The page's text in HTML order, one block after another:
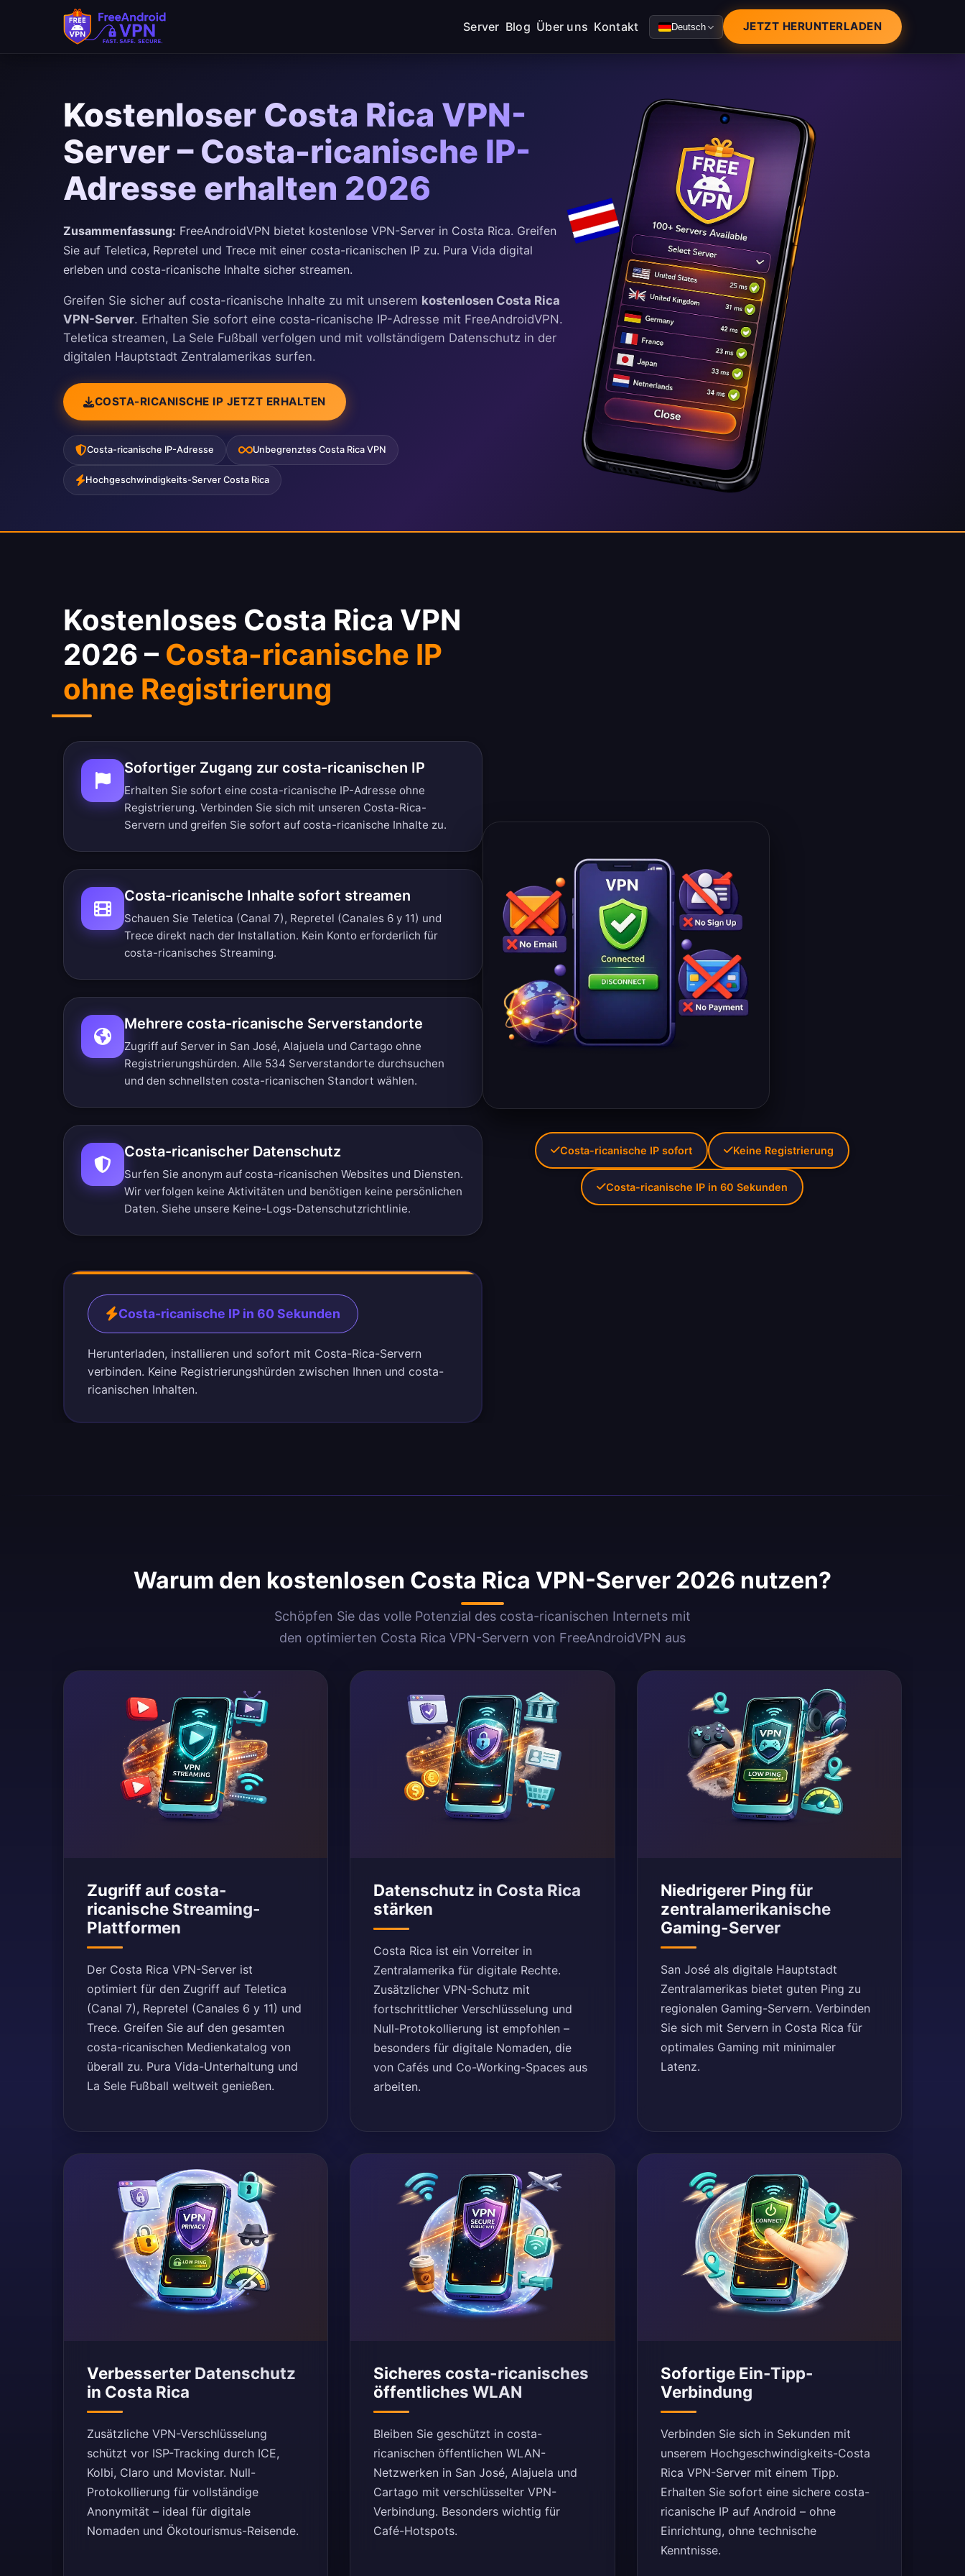
Server Blog Über uns Kontakt Deutsch JETZT HERUNTERLADEN
Kostenloser Costa Rica VPN-
Server – Costa-ricanische IP-
Adresse erhalten 2026
Zusammenfassung: FreeAndroidVPN bietet kostenlose VPN-Server in Costa Rica. Greifen
Sie auf Teletica, Repretel und Trece mit einer costa-ricanischen IP zu. Pura Vida digital
erleben und costa-ricanische Inhalte sicher streamen.
Greifen Sie sicher auf costa-ricanische Inhalte zu mit unserem kostenlosen Costa Rica
VPN-Server. Erhalten Sie sofort eine costa-ricanische IP-Adresse mit FreeAndroidVPN.
Teletica streamen, La Sele Fußball verfolgen und mit vollständigem Datenschutz in der
digitalen Hauptstadt Zentralamerikas surfen.
COSTA-RICANISCHE IP JETZT ERHALTEN
Costa-ricanische IP-Adresse Unbegrenztes Costa Rica VPN
Hochgeschwindigkeits-Server Costa Rica
Kostenloses Costa Rica VPN
2026 – Costa-ricanische IP
ohne Registrierung
Sofortiger Zugang zur costa-ricanischen IP
Erhalten Sie sofort eine costa-ricanische IP-Adresse ohne
Registrierung. Verbinden Sie sich mit unseren Costa-Rica-
Servern und greifen Sie sofort auf costa-ricanische Inhalte zu.
Costa-ricanische Inhalte sofort streamen
Schauen Sie Teletica (Canal 7), Repretel (Canales 6 y 11) und
Trece direkt nach der Installation. Kein Konto erforderlich für
costa-ricanisches Streaming.
Mehrere costa-ricanische Serverstandorte
Zugriff auf Server in San José, Alajuela und Cartago ohne
Registrierungshürden. Alle 534 Serverstandorte durchsuchen
und den schnellsten costa-ricanischen Standort wählen.
Costa-ricanischer Datenschutz
Surfen Sie anonym auf costa-ricanischen Websites und Diensten.
Wir verfolgen keine Aktivitäten und benötigen keine persönlichen
Daten. Siehe unsere Keine-Logs-Datenschutzrichtlinie.
Costa-ricanische IP in 60 Sekunden
Herunterladen, installieren und sofort mit Costa-Rica-Servern
verbinden. Keine Registrierungshürden zwischen Ihnen und costa-
ricanischen Inhalten.
Costa-ricanische IP sofort Keine Registrierung
Costa-ricanische IP in 60 Sekunden
Warum den kostenlosen Costa Rica VPN-Server 2026 nutzen?
Schöpfen Sie das volle Potenzial des costa-ricanischen Internets mit
den optimierten Costa Rica VPN-Servern von FreeAndroidVPN aus
Zugriff auf costa-
ricanische Streaming-
Plattformen
Der Costa Rica VPN-Server ist
optimiert für den Zugriff auf Teletica
(Canal 7), Repretel (Canales 6 y 11) und
Trece. Greifen Sie auf den gesamten
costa-ricanischen Medienkatalog von
überall zu. Pura Vida-Unterhaltung und
La Sele Fußball weltweit genießen.
Datenschutz in Costa Rica
stärken
Costa Rica ist ein Vorreiter in
Zentralamerika für digitale Rechte.
Zusätzlicher VPN-Schutz mit
fortschrittlicher Verschlüsselung und
Null-Protokollierung ist empfohlen –
besonders für digitale Nomaden, die
von Cafés und Co-Working-Spaces aus
arbeiten.
Niedrigerer Ping für
zentralamerikanische
Gaming-Server
San José als digitale Hauptstadt
Zentralamerikas bietet guten Ping zu
regionalen Gaming-Servern. Verbinden
Sie sich mit Servern in Costa Rica für
optimales Gaming mit minimaler
Latenz.
Verbesserter Datenschutz
in Costa Rica
Zusätzliche VPN-Verschlüsselung
schützt vor ISP-Tracking durch ICE,
Kolbi, Claro und Movistar. Null-
Protokollierung für vollständige
Anonymität – ideal für digitale
Nomaden und Ökotourismus-Reisende.
Sicheres costa-ricanisches
öffentliches WLAN
Bleiben Sie geschützt in costa-
ricanischen öffentlichen WLAN-
Netzwerken in San José, Alajuela und
Cartago mit verschlüsselter VPN-
Verbindung. Besonders wichtig für
Café-Hotspots.
Sofortige Ein-Tipp-
Verbindung
Verbinden Sie sich in Sekunden mit
unserem Hochgeschwindigkeits-Costa
Rica VPN-Server mit einem Tipp.
Erhalten Sie sofort eine sichere costa-
ricanische IP auf Android – ohne
Einrichtung, ohne technische
Kenntnisse.